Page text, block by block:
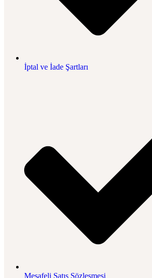
İptal ve İade Şartları
Mesafeli Satış Sözleşmesi